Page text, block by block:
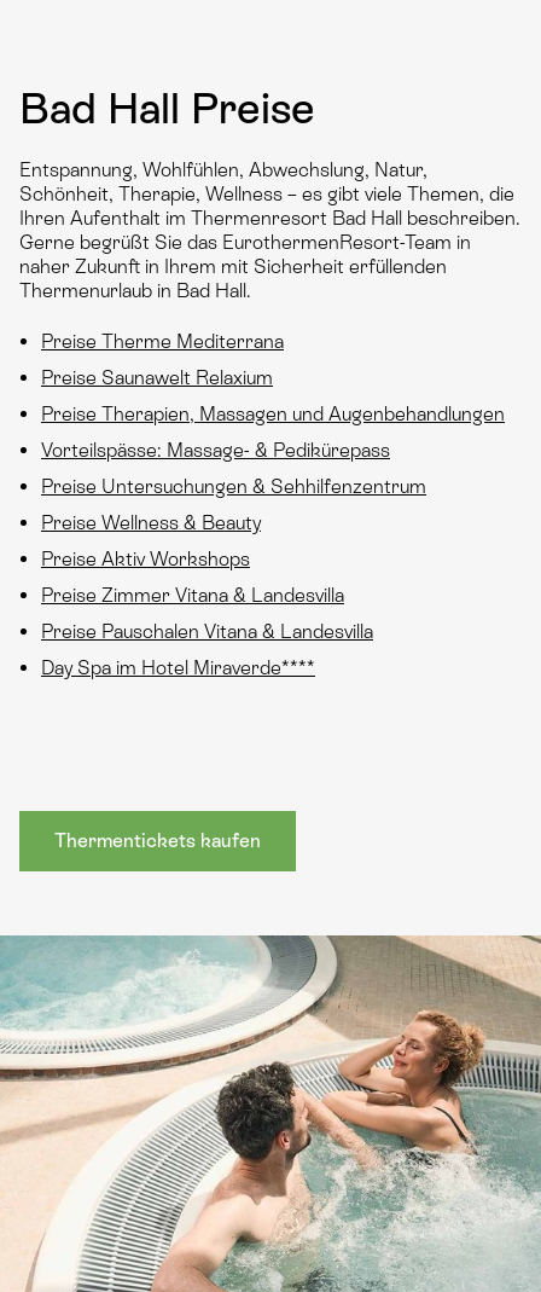
Bad Hall Preise
Entspannung, Wohlfühlen, Abwechslung, Natur,
Schönheit, Therapie, Wellness – es gibt viele Themen, die
Ihren Aufenthalt im Thermenresort Bad Hall beschreiben.
Gerne begrüßt Sie das EurothermenResort-Team in
naher Zukunft in Ihrem mit Sicherheit erfüllenden
Thermenurlaub in Bad Hall.
Preise Therme Mediterrana
Preise Saunawelt Relaxium
Preise Therapien, Massagen und Augenbehandlungen
Vorteilspässe: Massage- & Pedikürepass
Preise Untersuchungen & Sehhilfenzentrum
Preise Wellness & Beauty
Preise Aktiv Workshops
Preise Zimmer Vitana & Landesvilla
Preise Pauschalen Vitana & Landesvilla
Day Spa im Hotel Miraverde****
Thermentickets kaufen